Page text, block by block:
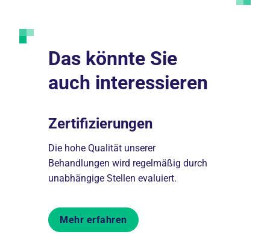
Das könnte Sie
auch interessieren
Zertifizierungen
Die hohe Qualität unserer
Behandlungen wird regelmäßig durch
unabhängige Stellen evaluiert.
Mehr erfahren